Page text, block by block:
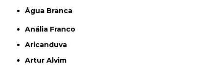
Água Branca
Anália Franco
Aricanduva
Artur Alvim